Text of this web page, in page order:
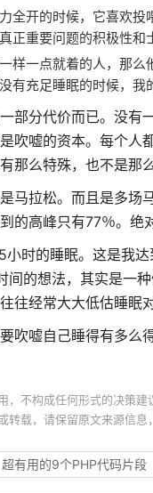
全开的时候，它喜欢
正重要问题的积极性和
样一点就着的人，那
有充足睡眠的时候，我
部分代价而已。没
吹嘘的资本。每个
那么特殊，也不是那
马拉松。而且是多场
的高峰只有77％。绝
时的睡眠。这是我
间的想法，其实是一
往经常大大低估睡眠
吹嘘自己睡得有多么
，不构成任何形式的决策
转载，请保留原文来源信
超有用的9个PHP代码片段